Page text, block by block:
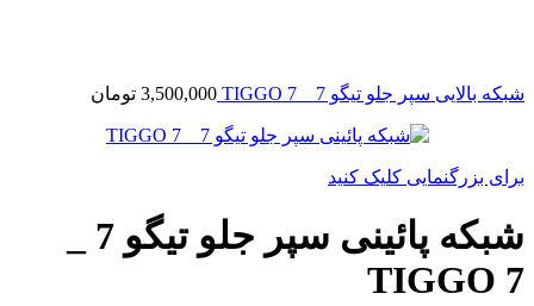
شبکه بالایی سپر جلو تیگو 7 _ TIGGO 7 3,500,000 تومان
برای بزرگنمایی کلیک کنید
TIGGO 7